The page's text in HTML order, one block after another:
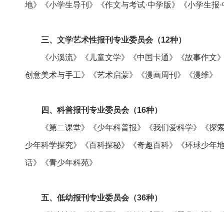
地》《小学生导刊》《作文与考试·中学版》《小学生
三、文学艺术性报刊专业委员会（12种）
《小溪流》《儿童文学》《中国卡通》《故事作文》
创意美术与手工》《艺术启蒙》《漫画周刊》《漫维》
四、科普报刊专业委员会（16种）
《第二课堂》《少年科普报》《我们爱科学》《探
少年科学探究》《百科探秘》《奇趣百科》《环球少年
话》《青少年科苑》
五、低幼报刊专业委员会（36种）